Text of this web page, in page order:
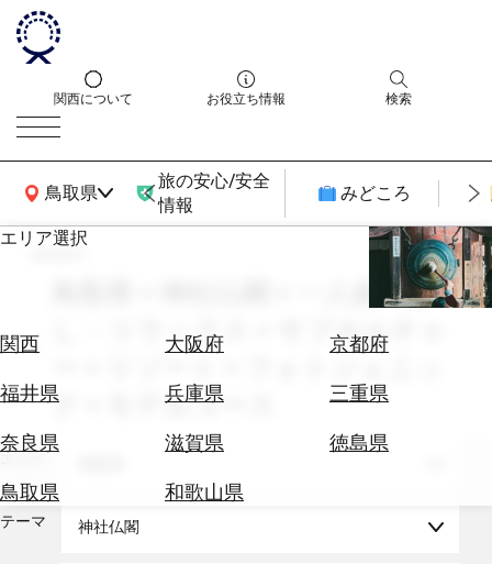
関西について お役立ち情報 検索
鳥取県
関西広域MAP
旅の安心/安全
情報
みどころ
エリア選択
関西 大阪府
京都府
福井県
兵庫県
三重県
奈良県
滋賀県
徳島県
鳥取県
和歌山県
エ
券
テ
を
search
鳥取県 × 神社仏閣 × 一人旅 × 癒
し・リラックス × サブカルチャ
ク × モデルコース
エリア
テーマ 神社仏閣